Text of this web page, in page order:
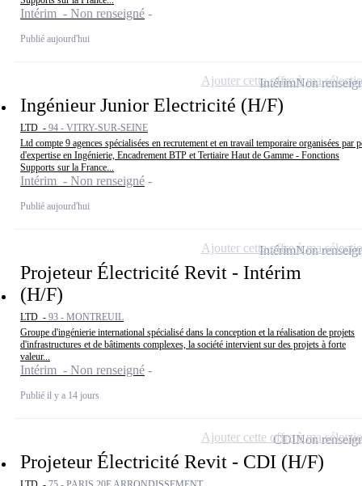
Intérim - Non renseigné
Publié aujourd'hui
Ingénieur Junior Electricité (H/F)
LTD - 94 - VITRY-SUR-SEINE
Ltd compte 9 agences spécialisées en recrutement et en travail temporaire organisées par
d'expertise en Ingénierie, Encadrement BTP et Tertiaire Haut de Gamme - Fonctions
Supports sur la France...
Intérim - Non renseigné
Publié aujourd'hui
IntérimNon
Ajouter cette offre à ma
Projeteur Électricité Revit - Intérim
(H/F)
LTD - 93 - MONTREUIL
Groupe d'ingénierie international spécialisé dans la conception et la réalisation de projets
d'infrastructures et de bâtiments complexes, la société intervient sur des projets à forte
valeur...
Intérim - Non renseigné
Publié il y a 14 jours
IntérimNon
Ajouter cette offre à ma
Projeteur Électricité Revit - CDI (H/F)
CDINon
Ajouter cette offre à ma